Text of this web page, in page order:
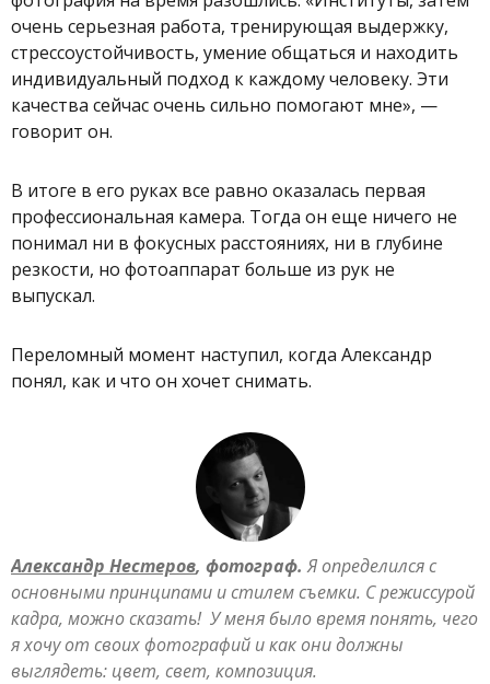
очень серьезная работа, тренирующая выдержку,
стрессоустойчивость, умение общаться и находить
индивидуальный подход к каждому человеку. Эти
качества сейчас очень сильно помогают мне», —
говорит он.
В итоге в его руках все равно оказалась первая
профессиональная камера. Тогда он еще ничего не
понимал ни в фокусных расстояниях, ни в глубине
резкости, но фотоаппарат больше из рук не
выпускал.
Переломный момент наступил, когда Александр
понял, как и что он хочет снимать.
Александр Нестеров, фотограф. Я определился с
основными принципами и стилем съемки. С режиссурой
кадра, можно сказать! У меня было время понять, чего
я хочу от своих фотографий и как они должны
выглядеть: цвет, свет, композиция.